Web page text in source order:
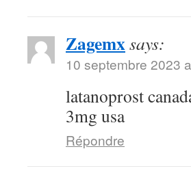
Zagemxsays:
10 septembre 2023
latanoprost
3mg usa
Répondre